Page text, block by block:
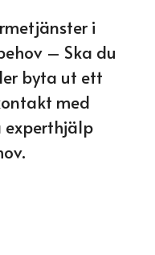
i
– Ska du
byta ut ett
med
experthjälp